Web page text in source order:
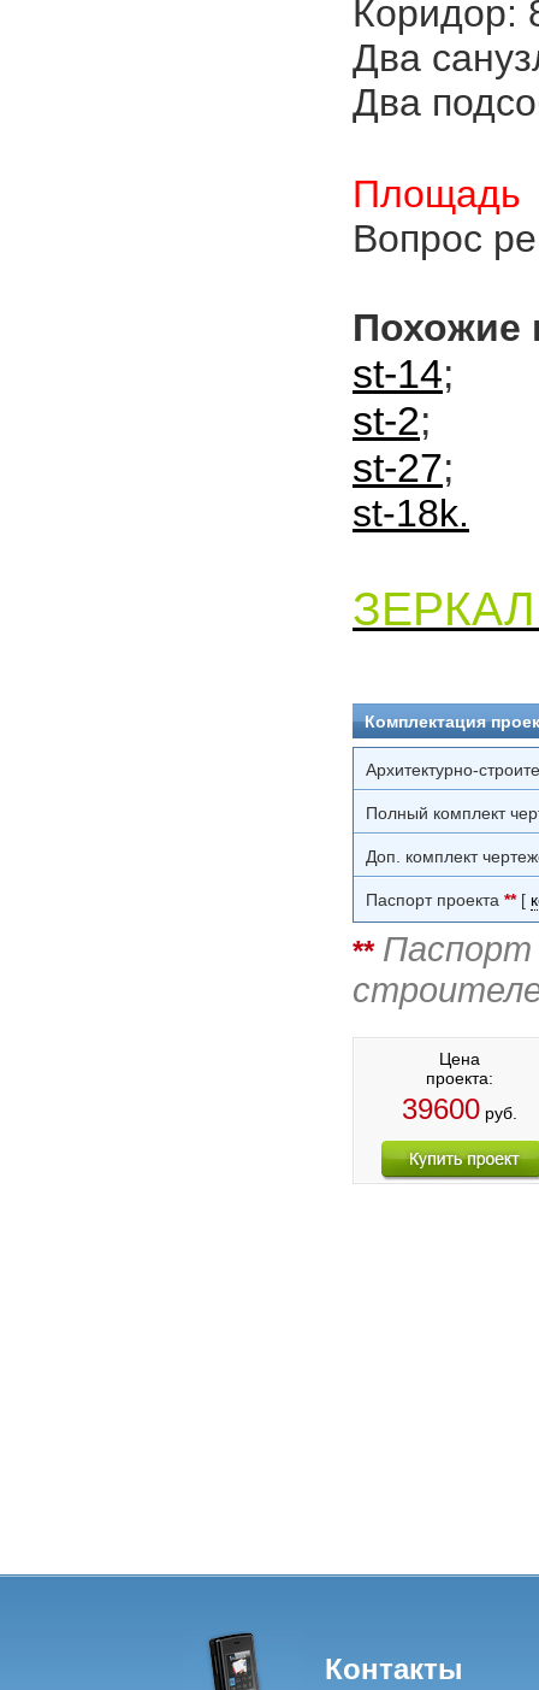
Коридор:
Два
Два
Вопрос
Похожие
st-14;
st-2;
st-27;
st-18k.
Комплектация
Архитектурно-
Полный комплект
Доп. комплект
Паспорт проекта **[
** Паспорт
Цена
проекта:
39600руб.
Контакты